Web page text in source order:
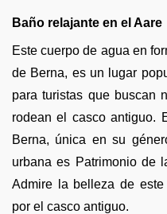
Baño relajante en el Aare
Este cuerpo de agua en
de Berna, es un lugar
para turistas que buscan
rodean el casco antiguo.
Berna, única en su
urbana es Patrimonio de
Admire la belleza de
por el casco antiguo.